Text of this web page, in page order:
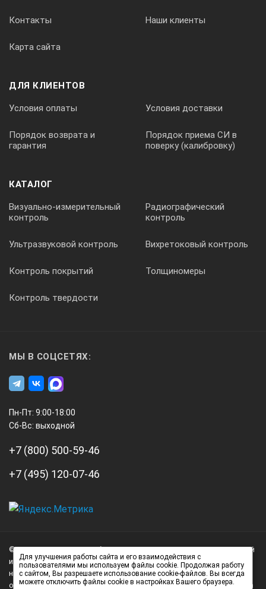
30x5
0,25
нормальная
30x1,8
0,28
504852
нормальная
200
Контакты Наши клиенты
Карта сайта
ДЛЯ КЛИЕНТОВ
Условия оплаты Условия доставки
Порядок возврата и
гарантия
Порядок приема СИ в
поверку (калибровку)
КАТАЛОГ
Визуально-измерительный
контроль
Радиографический
контроль
Ультразвуковой контроль Вихретоковый контроль
Контроль покрытий Толщиномеры
Контроль твердости
МЫ В СОЦСЕТЯХ:
Пн-Пт: 9:00-18:00
Сб-Вс: выходной
+7 (800) 500-59-46
+7 (495) 120-07-46
Нагорный
проезд
д.7
© 2026 А3 Инжиниринг Обращаем Ваше внимание на то, что данный
интернет-сайт носит исключительно информационный характер и
ни при каких условиях не является публичной офертой,
определяемой положениями статьи 437 (2) Гражданского кодекса
Для улучшения работы сайта и его взаимодействия с
пользователями мы используем файлы cookie. Продолжая работу
с сайтом, Вы разрешаете использование cookie-файлов. Вы всегда
можете отключить файлы cookie в настройках Вашего браузера.